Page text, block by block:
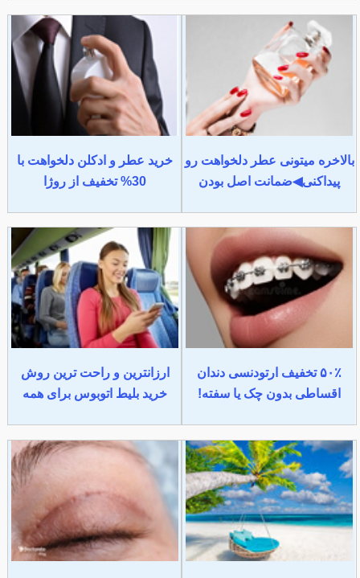
بالاخره میتونی عطر دلخواهت رو
پیداکنی◀ضمانت اصل بودن
خرید عطر و ادکلن دلخواهت با
30% تخفیف از روژا
۵۰٪ تخفیف ارتودنسی دندان
اقساطی بدون چک یا سفته!
ارزانترین و راحت ترین روش
خرید بلیط اتوبوس برای همه